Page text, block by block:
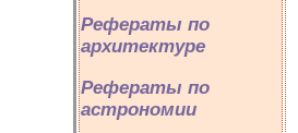
Рефераты по
архитектуре
Рефераты по
астрономии